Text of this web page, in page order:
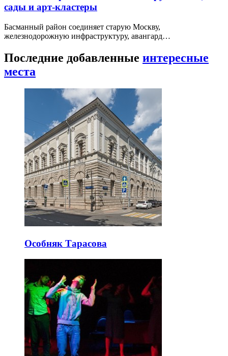
сады и арт-кластеры
Басманный район соединяет старую Москву,
железнодорожную инфраструктуру, авангард…
Последние добавленные интересные
места
Особняк Тарасова